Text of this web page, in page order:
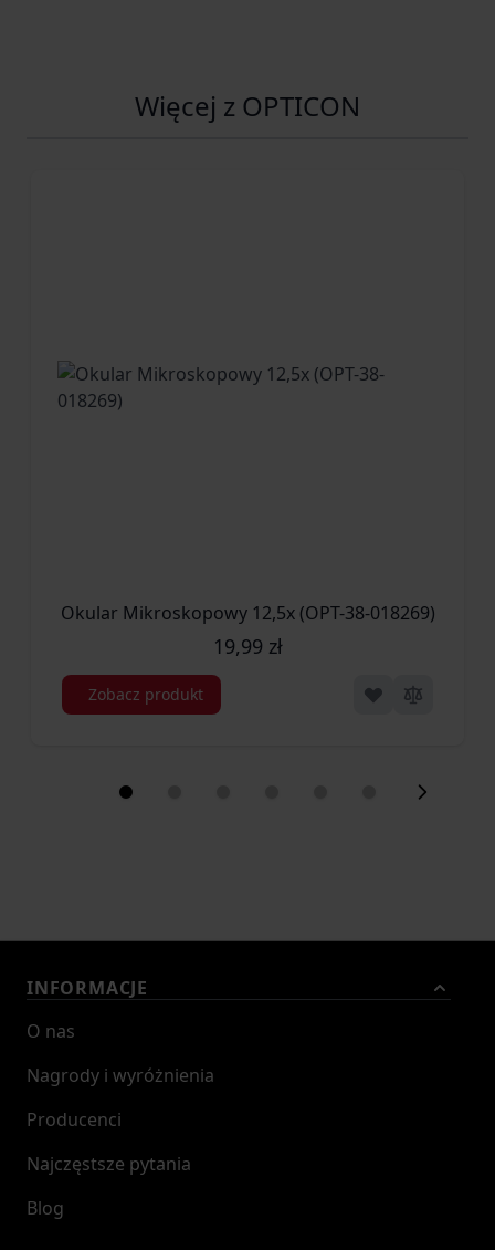
Więcej z OPTICON
Okular Mikroskopowy 12,5x (OPT-38-018269)
19,99 zł
Zobacz produkt
INFORMACJE
O nas
Nagrody i wyróżnienia
Producenci
Najczęstsze pytania
Blog